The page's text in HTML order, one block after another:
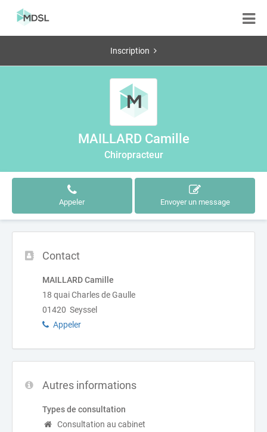
Inscription
MAILLARD Camille
Chiropracteur
Appeler Envoyer un message
Contact
MAILLARD Camille
18 quai Charles de Gaulle
01420 Seyssel
Appeler
Autres informations
Types de consultation
Consultation au cabinet